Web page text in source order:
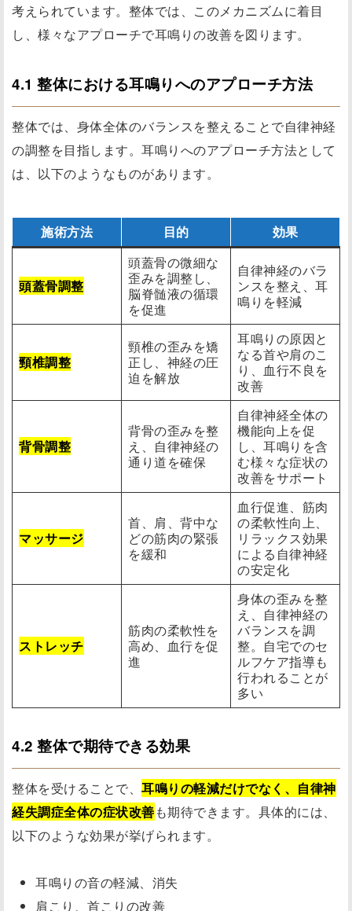
考えられています。整体では、このメカニズムに着目
し、様々なアプローチで耳鳴りの改善を図ります。
4.1 整体における耳鳴りへのアプローチ方法
整体では、身体全体のバランスを整えることで自律神経
の調整を目指します。耳鳴りへのアプローチ方法として
は、以下のようなものがあります。
施術方法 目的 効果
頭蓋骨調整
頭蓋骨の微細な
歪みを調整し、
脳脊髄液の循環
を促進
自律神経のバラ
ンスを整え、耳
鳴りを軽減
頸椎調整
頸椎の歪みを矯
正し、神経の圧
迫を解放
耳鳴りの原因と
なる首や肩のこ
り、血行不良を
改善
背骨調整
背骨の歪みを整
え、自律神経の
通り道を確保
自律神経全体の
機能向上を促
し、耳鳴りを含
む様々な症状の
改善をサポート
マッサージ
首、肩、背中な
どの筋肉の緊張
を緩和
血行促進、筋肉
の柔軟性向上、
リラックス効果
による自律神経
の安定化
ストレッチ
筋肉の柔軟性を
高め、血行を促
進
身体の歪みを整
え、自律神経の
バランスを調
整。自宅でのセ
ルフケア指導も
行われることが
多い
4.2 整体で期待できる効果
整体を受けることで、 耳鳴りの軽減だけでなく、自律神
経失調症全体の症状改善も期待できます。具体的には、
以下のような効果が挙げられます。
耳鳴りの音の軽減、消失
肩こり、首こりの改善